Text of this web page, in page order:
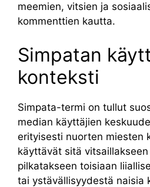
meemien, vitsien ja
kommenttien kautta.
Simpatan
konteksti
Simpata-termi on tullut
median käyttäjien
erityisesti nuorten miesten
käyttävät sitä
pilkatakseen toisiaan
tai ystävällisyydestä naisia